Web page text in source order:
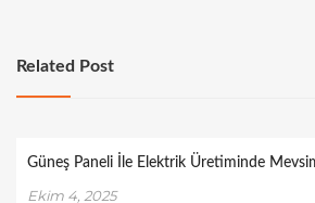
Related Post
Güneş Paneli İle Elektrik Üretiminde
Ekim 4, 2025